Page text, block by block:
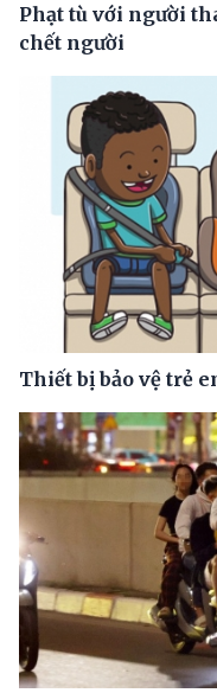
Phạt tù với người
chết người
Thiết bị bảo vệ trẻ